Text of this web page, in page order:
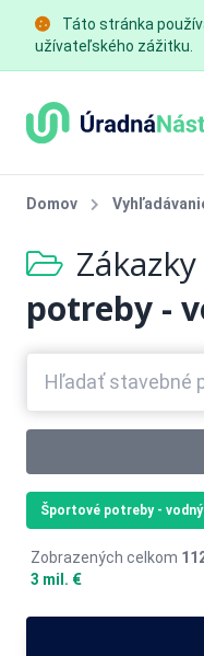
Táto stránka
užívateľského zážitku.
Domov
potreby -
Športové potreby -
Zobrazených celkom
3 mil. €